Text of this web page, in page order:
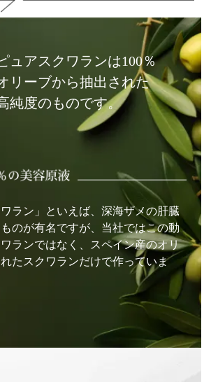
ュアスクワランは100％
リーブから抽出された
純度のものです。
ラン」といえば、深海ザメの肝臓
のが有名ですが、当社ではこの動
ランではなく、スペイン産のオリ
たスクワランだけで作っていま